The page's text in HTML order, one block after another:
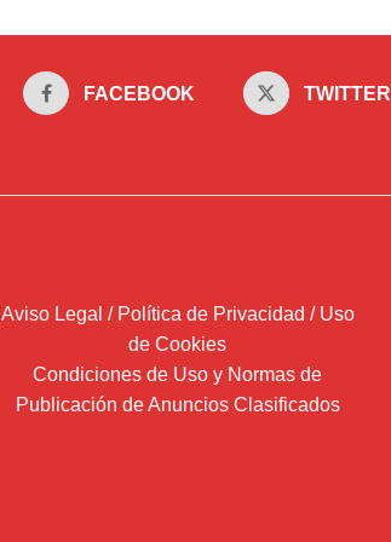
pueden
página
FACEBOOK TWITTER
Aviso Legal / Política de Privacidad / Uso
de Cookies
Condiciones de Uso y Normas de
Publicación de Anuncios Clasificados